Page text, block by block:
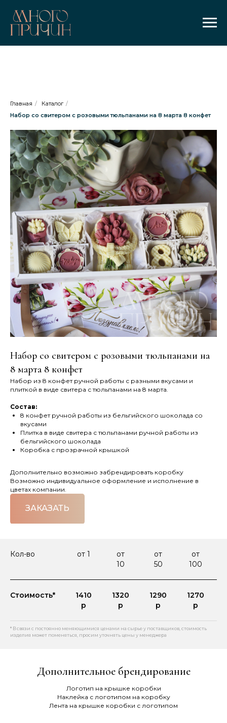
Главная / Каталог /
Набор со свитером с розовыми тюльпанами на 8 марта 8 конфет
Набор со свитером с розовыми тюльпанами на
8 марта 8 конфет
Набор из 8 конфет ручной работы с разными вкусами и
плиткой в виде свитера с тюльпанами на 8 марта.
Состав:
8 конфет ручной работы из бельгийского шоколада со
вкусами
Плитка в виде свитера с тюльпанами ручной работы из
бельгийского шоколада
Коробка с прозрачной крышкой
Дополнительно возможно забрендировать коробку
Возможно индивидуальное оформление и исполнение в
цветах компании.
ЗАКАЗАТЬ
Кол-во от 1
от
10
от
50
от
100
Стоимость*
1410
р
1320
р
1290
р
1270
р
* В связи с постоянно меняющимися ценами на сырье у поставщиков, стоимость
изделия может поменяться, просим уточнять цены у менеджера
Дополнительное брендирование
Логотип на крышке коробки
Наклейка с логотипом на коробку
Лента на крышке коробки с логотипом